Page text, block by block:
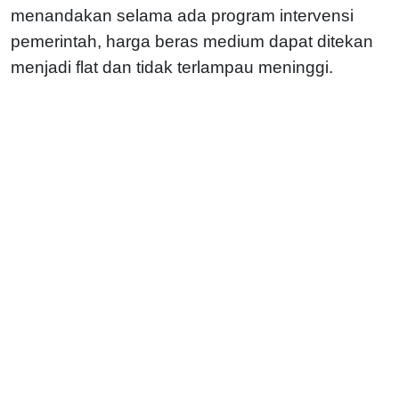
menandakan selama ada program intervensi
pemerintah, harga beras medium dapat ditekan
menjadi flat dan tidak terlampau meninggi.